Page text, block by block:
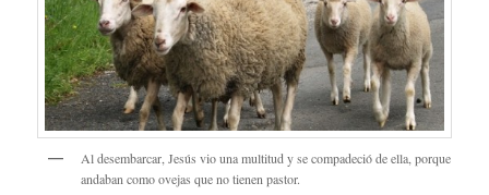
Al desembarcar, Jesús vio una multitud y se compadeció de ella, porque
andaban como ovejas que no tienen pastor.